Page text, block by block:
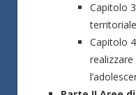
Capitolo
Capitolo
realizzare